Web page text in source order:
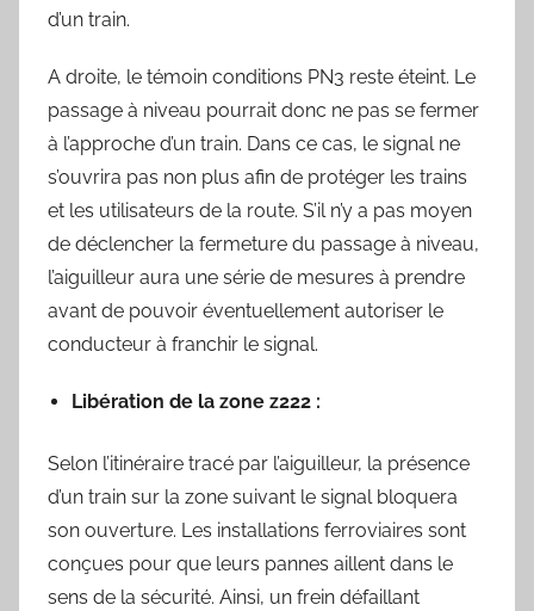
d’un train.
A droite, le témoin conditions PN3 reste éteint. Le
passage à niveau pourrait donc ne pas se fermer
à l’approche d’un train. Dans ce cas, le signal ne
s’ouvrira pas non plus afin de protéger les trains
et les utilisateurs de la route. S’il n’y a pas moyen
de déclencher la fermeture du passage à niveau,
l’aiguilleur aura une série de mesures à prendre
avant de pouvoir éventuellement autoriser le
conducteur à franchir le signal.
Libération de la zone z222 :
Selon l’itinéraire tracé par l’aiguilleur, la présence
d’un train sur la zone suivant le signal bloquera
son ouverture. Les installations ferroviaires sont
conçues pour que leurs pannes aillent dans le
sens de la sécurité. Ainsi, un frein défaillant